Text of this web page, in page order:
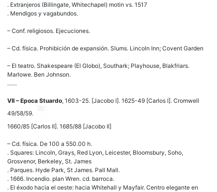
. Extranjeros (Billingate, Whitechapel) motin vs. 1517
. Mendigos y vagabundos.
– Conf. religiosos. Ejecuciones.
– Cd. física. Prohibición de expansión. Slums. Lincoln Inn; Covent Garden
– El teatro. Shakespeare (El Globo), Southark; Playhouse, Blakfriars.
Marlowe. Ben Johnson.
……
VII – Epoca Stuardo, 1603-25. [Jacobo I]. 1625-49 [Carlos I]. Cromwell
49/58/59.
1660/85 [Carlos II]. 1685/88 [Jacobo II]
– Cd. física. De 100 a 550.00 h.
. Squares: Lincoln, Grays, Red Lyon, Leicester, Bloomsbury, Soho,
Grosvenor, Berkeley, St. James
. Parques. Hyde Park, St James. Pall Mall.
. 1666. Incendio. plan Wren. cd. barroca.
. El éxodo hacia el oeste: hacia Whitehall y Mayfair. Centro elegante en